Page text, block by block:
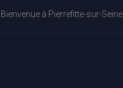
Bienvenue à Pierrefitte-sur-Seine